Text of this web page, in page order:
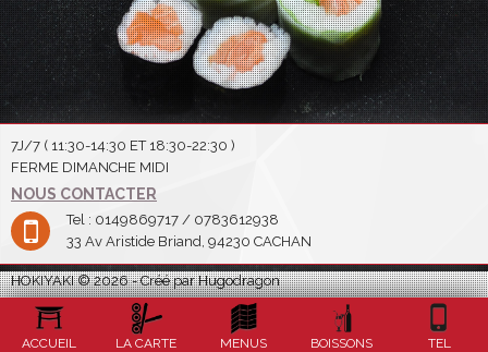
7J/7 ( 11:30-14:30 ET 18:30-22:30 )
FERME DIMANCHE MIDI
NOUS CONTACTER
Tel : 0149869717 / 0783612938
33 Av Aristide Briand, 94230 CACHAN
HOKIYAKI © 2026 - Créé par Hugodragon
ACCUEIL LA CARTE MENUS BOISSONS TEL